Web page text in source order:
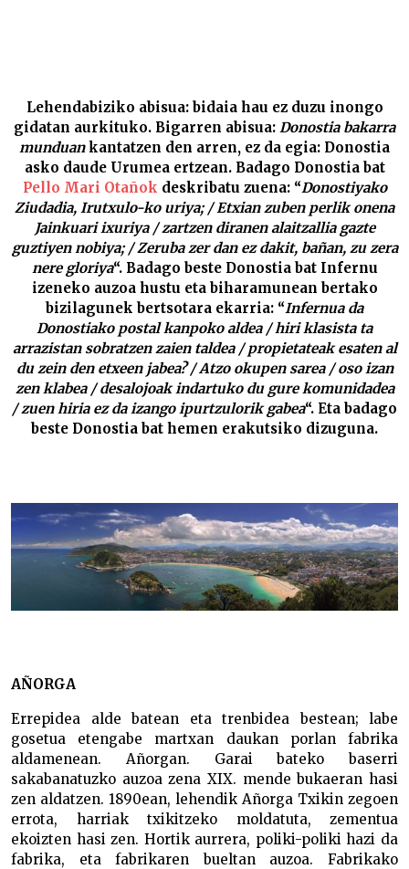
Lehendabiziko abisua: bidaia hau ez duzu inongo
gidatan aurkituko. Bigarren abisua: Donostia bakarra
munduankantatzen den arren, ez da egia: Donostia
asko daude Urumea ertzean. Badago Donostia bat
Pello Mari Otañok deskribatu zuena: “Donostiyako
Ziudadia, Irutxulo-ko uriya; / Etxian zuben perlik onena
Jainkuari ixuriya / zartzen diranen alaitzallia gazte
guztiyen nobiya; / Zeruba zer dan ez dakit, bañan, zu zera
nere gloriya“. Badago beste Donostia bat Infernu
izeneko auzoa hustu eta biharamunean bertako
bizilagunek bertsotara ekarria: “Infernua da
Donostiako postal kanpoko aldea / hiri klasista ta
arrazistan sobratzen zaien taldea / propietateak esaten al
du zein den etxeen jabea? / Atzo okupen sarea / oso izan
zen klabea / desalojoak indartuko du gure komunidadea
/ zuen hiria ez da izango ipurtzulorik gabea“. Eta badago
beste Donostia bat hemen erakutsiko dizuguna.
AÑORGA
Errepidea alde batean eta trenbidea bestean; labe
gosetua etengabe martxan daukan porlan fabrika
aldamenean. Añorgan. Garai bateko baserri
sakabanatuzko auzoa zena XIX. mende bukaeran hasi
zen aldatzen. 1890ean, lehendik Añorga Txikin zegoen
errota, harriak txikitzeko moldatuta, zementua
ekoizten hasi zen. Hortik aurrera, poliki-poliki hazi da
fabrika, eta fabrikaren bueltan auzoa. Fabrikako